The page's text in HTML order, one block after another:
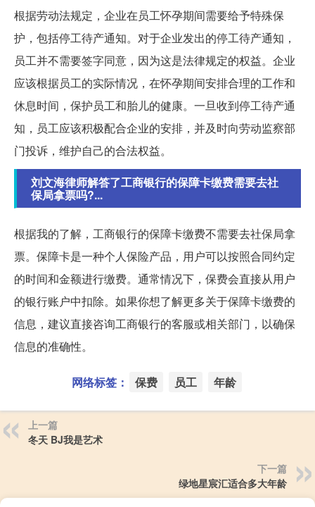
根据劳动法规定，企业在员工怀孕期间需要给予特殊保
护，包括停工待产通知。对于企业发出的停工待产通知，
员工并不需要签字同意，因为这是法律规定的权益。企业
应该根据员工的实际情况，在怀孕期间安排合理的工作和
休息时间，保护员工和胎儿的健康。一旦收到停工待产通
知，员工应该积极配合企业的安排，并及时向劳动监察部
门投诉，维护自己的合法权益。
刘文海律师解答了工商银行的保障卡缴费需要去社
保局拿票吗?...
根据我的了解，工商银行的保障卡缴费不需要去社保局拿
票。保障卡是一种个人保险产品，用户可以按照合同约定
的时间和金额进行缴费。通常情况下，保费会直接从用户
的银行账户中扣除。如果你想了解更多关于保障卡缴费的
信息，建议直接咨询工商银行的客服或相关部门，以确保
信息的准确性。
网络标签： 保费 员工 年龄
上一篇
冬天 BJ我是艺术
下一篇
绿地星宸汇适合多大年龄